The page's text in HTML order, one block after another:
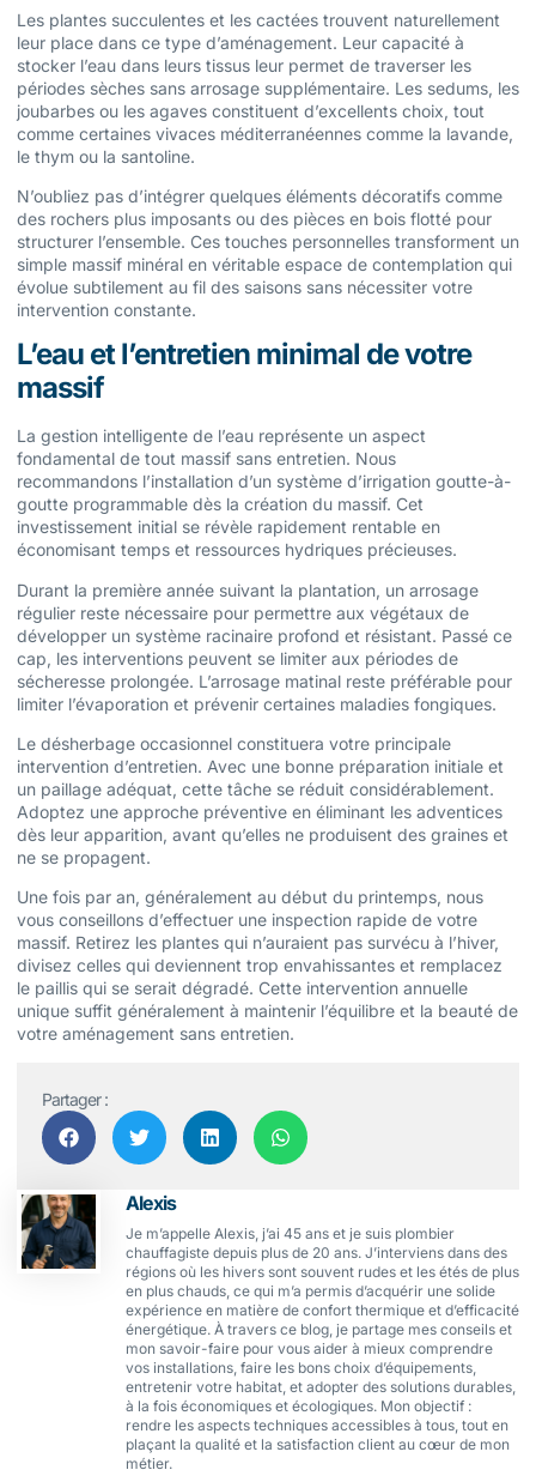
Les plantes succulentes et les cactées trouvent naturellement
leur place dans ce type d’aménagement. Leur capacité à
stocker l’eau dans leurs tissus leur permet de traverser les
périodes sèches sans arrosage supplémentaire. Les sedums, les
joubarbes ou les agaves constituent d’excellents choix, tout
comme certaines vivaces méditerranéennes comme la lavande,
le thym ou la santoline.
N’oubliez pas d’intégrer quelques éléments décoratifs comme
des rochers plus imposants ou des pièces en bois flotté pour
structurer l’ensemble. Ces touches personnelles transforment un
simple massif minéral en véritable espace de contemplation qui
évolue subtilement au fil des saisons sans nécessiter votre
intervention constante.
L’eau et l’entretien minimal de votre
massif
La gestion intelligente de l’eau représente un aspect
fondamental de tout massif sans entretien. Nous
recommandons l’installation d’un système d’irrigation goutte-à-
goutte programmable dès la création du massif. Cet
investissement initial se révèle rapidement rentable en
économisant temps et ressources hydriques précieuses.
Durant la première année suivant la plantation, un arrosage
régulier reste nécessaire pour permettre aux végétaux de
développer un système racinaire profond et résistant. Passé ce
cap, les interventions peuvent se limiter aux périodes de
sécheresse prolongée. L’arrosage matinal reste préférable pour
limiter l’évaporation et prévenir certaines maladies fongiques.
Le désherbage occasionnel constituera votre principale
intervention d’entretien. Avec une bonne préparation initiale et
un paillage adéquat, cette tâche se réduit considérablement.
Adoptez une approche préventive en éliminant les adventices
dès leur apparition, avant qu’elles ne produisent des graines et
ne se propagent.
Une fois par an, généralement au début du printemps, nous
vous conseillons d’effectuer une inspection rapide de votre
massif. Retirez les plantes qui n’auraient pas survécu à l’hiver,
divisez celles qui deviennent trop envahissantes et remplacez
le paillis qui se serait dégradé. Cette intervention annuelle
unique suffit généralement à maintenir l’équilibre et la beauté de
votre aménagement sans entretien.
Partager :
Alexis
Je m’appelle Alexis, j’ai 45 ans et je suis plombier
chauffagiste depuis plus de 20 ans. J’interviens dans des
régions où les hivers sont souvent rudes et les étés de plus
en plus chauds, ce qui m’a permis d’acquérir une solide
expérience en matière de confort thermique et d’efficacité
énergétique. À travers ce blog, je partage mes conseils et
mon savoir-faire pour vous aider à mieux comprendre
vos installations, faire les bons choix d’équipements,
entretenir votre habitat, et adopter des solutions durables,
à la fois économiques et écologiques. Mon objectif :
rendre les aspects techniques accessibles à tous, tout en
plaçant la qualité et la satisfaction client au cœur de mon
métier.